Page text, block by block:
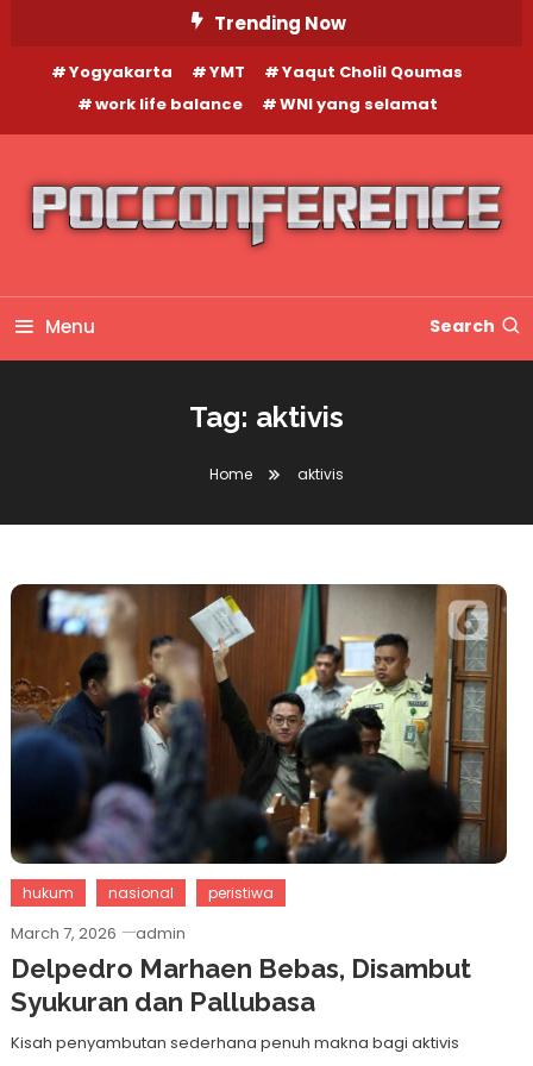
Content
Trending Now
Yogyakarta YMT
Yaqut Cholil Qoumas
work life balance
WNI yang selamat
Menu Search
Tag: aktivis
Home aktivis
hukum nasional peristiwa
March 7, 2026 admin
Delpedro Marhaen Bebas, Disambut
Syukuran dan Pallubasa
Kisah penyambutan sederhana penuh makna bagi aktivis